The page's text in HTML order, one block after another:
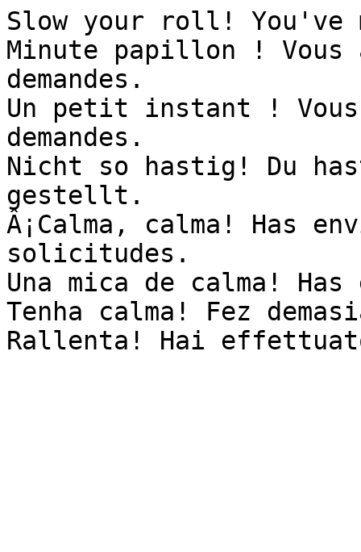
Slow your roll! You've
Minute papillon ! Vous
demandes.
Un petit instant !
demandes.
Nicht so hastig! Du
gestellt.
Â¡Calma, calma! Has
solicitudes.
Una mica de calma!
Tenha calma! Fez
Rallenta! Hai